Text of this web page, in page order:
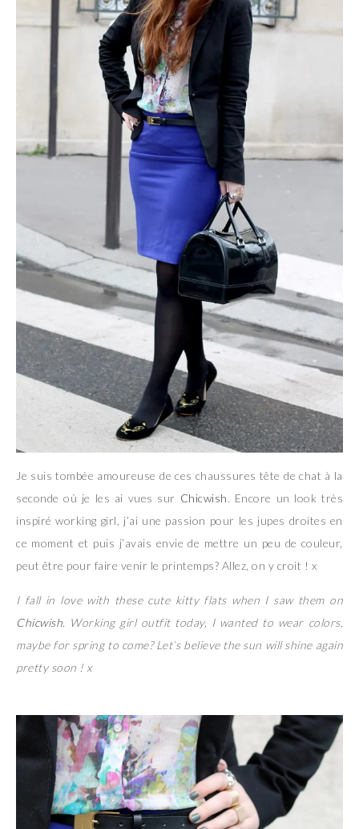
Je suis tombée amoureuse de ces chaussures tête de chat à la
seconde où je les ai vues sur Chicwish. Encore un look très
inspiré working girl, j’ai une passion pour les jupes droites en
ce moment et puis j’avais envie de mettre un peu de couleur,
peut être pour faire venir le printemps? Allez, on y croit ! x
I fall in love with these cute kitty flats when I saw them on
Chicwish . Working girl outfit today, I wanted to wear colors,
maybe for spring to come? Let’s believe the sun will shine again
pretty soon ! x